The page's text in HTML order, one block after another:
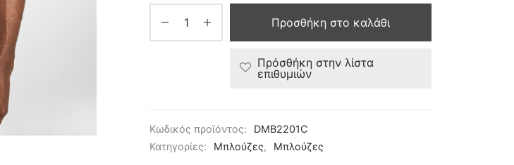
Προσθήκη στο καλάθι
Πρόσθήκη στην λίστα
επιθυμιών
Κωδικός προϊόντος:
DMB2201C
Κατηγορίες:
Μπλούζες, Μπλούζες